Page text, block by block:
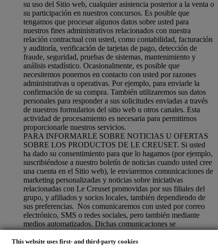
This website uses first- and third-party cookies
su uso del Sitio web, cualquier asistencia posterior a la venta o
su participación en nuestros concursos. Es posible que
tengamos que procesar algunos datos sobre usted para
nuestros fines administrativos relacionados con nuestra
relación contractual con usted, como contabilidad, facturación
y auditoría, verificación de tarjetas de pago, detección de
fraude, seguridad, pruebas de sistemas, mantenimiento y
análisis estadístico. Ocasionalmente, es posible que
necesitemos ponernos en contacto con usted por razones
administrativas u operativas. Por ejemplo, para enviarle la
confirmación de su compra. También utilizaremos sus datos
personales para responder a sus solicitudes enviadas a través
de nuestros formularios del sitio web u otros canales. Esta
actividad de procesamiento es necesaria para permitirnos
proporcionarle nuestros servicios.
PARA INFORMARLE SOBRE NOTICIAS U OFERTAS
SOBRE LOS PRODUCTOS DE LE CREUSET. Si usted
ha dado su consentimiento para que lo hagamos (por ejemplo,
suscribiéndose a nuestro boletín de noticias cuando usted cree
una cuenta en el Sitio web), le enviaremos comunicaciones de
marketing personalizadas y noticias sobre iniciativas
relacionadas con Le Creuset promovidas por sus filiales del
grupo, y afiliados y socios locales, también dependiendo de
sus preferencias. Nos comunicaremos con usted por correo
electrónico, SMS o redes sociales, pero también mediante
medios automatizados. Dichas comunicaciones se
relacionarán con los productos de Le Creuset o con las nuevas
aperturas de tiendas, eventos exclusivos, concursos,